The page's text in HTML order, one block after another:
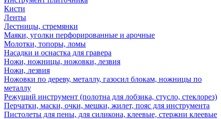
Кисти
Ленты
Лестницы, стремянки
Маяки, уголки перфорированные и арочные
Молотки, топоры, ломы
Насадки и оснастка для гравера
Ножи, ножницы, ножовки, лезвия
Ножи, лезвия
Ножовки по дереву, металлу, газосил блокам, ножницы по
металлу
Режущий инструмент (полотна для лобзика, стусло, стеклорез)
Перчатки, маски, очки, мешки, жилет, пояс для инструмента
Пистолеты для пены, для силикона, клеевые, стержни клеевые